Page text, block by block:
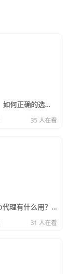
新手必看：如何正确的选择代理ip软件，别再交智商税了
35 人在看
手机设置ip代理有什么用？不只是改定位那么简单
31 人在看